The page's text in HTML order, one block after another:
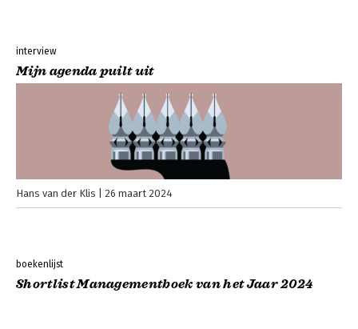
interview
Mijn agenda puilt uit
Hans van der Klis 26 maart 2024
boekenlijst
Shortlist Managementboek van het Jaar 2024